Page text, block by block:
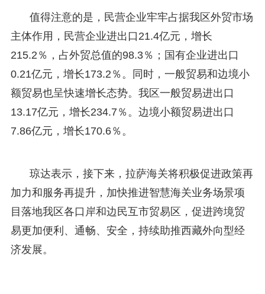
值得注意的是，民营企业牢牢占据我区外贸市场
主体作用，民营企业进出口21.4亿元，增长
215.2％，占外贸总值的98.3％；国有企业进出口
0.21亿元，增长173.2％。同时，一般贸易和边境小
额贸易也呈快速增长态势。我区一般贸易进出口
13.17亿元，增长234.7％。边境小额贸易进出口
7.86亿元，增长170.6％。
琼达表示，接下来，拉萨海关将积极促进政策再
加力和服务再提升，加快推进智慧海关业务场景项
目落地我区各口岸和边民互市贸易区，促进跨境贸
易更加便利、通畅、安全，持续助推西藏外向型经
济发展。